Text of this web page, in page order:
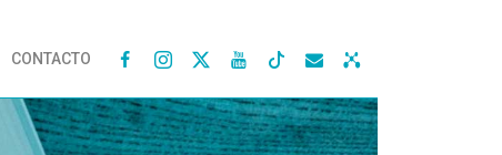
CONTACTO    